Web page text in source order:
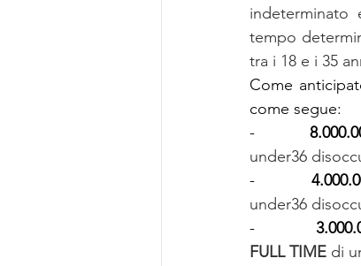
tempo
tra i 18 e i 35
Come
come segue:
-
under36
-
under36
-
FULL TIME di